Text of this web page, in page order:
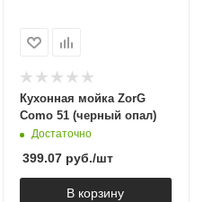
Кухонная мойка ZorG
Como 51 (черный опал)
Достаточно
399.07руб./шт
В корзину